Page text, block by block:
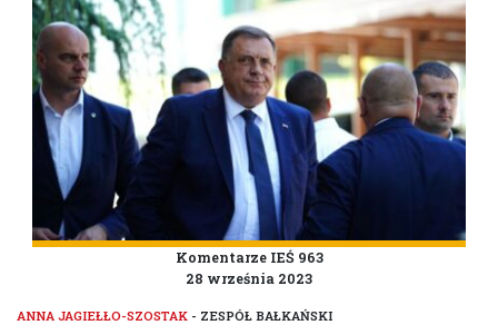
Komentarze IEŚ 963
28 września 2023
ANNA JAGIEŁŁO-SZOSTAK - ZESPÓŁ BAŁKAŃSKI